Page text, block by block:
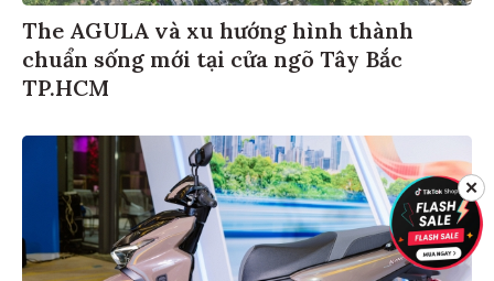
The AGULA và xu hướng hình thành
chuẩn sống mới tại cửa ngõ Tây Bắc
TP.HCM
✕